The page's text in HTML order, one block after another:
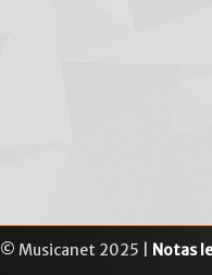
© Musicanet 2025 | Notas